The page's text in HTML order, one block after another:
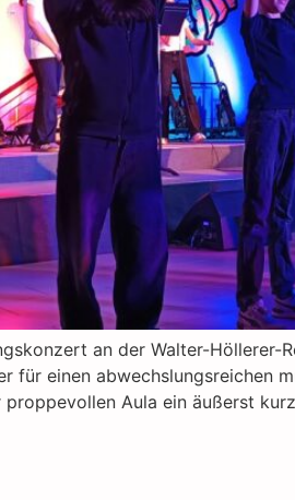
an der Walter-
für einen abwechslungsreichen
Aula ein äußerst